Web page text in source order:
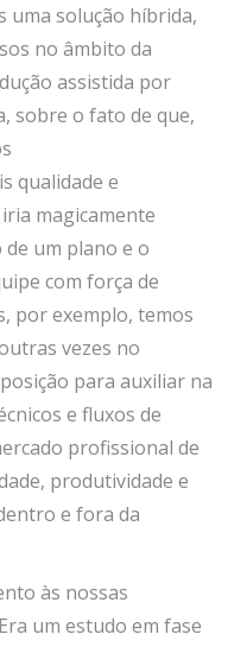
uma solução híbrida,
no âmbito da
assistida por
sobre o fato de que,
qualidade e
magicamente
um plano e o
com força de
por exemplo, temos
vezes no
para auxiliar na
e fluxos de
profissional de
produtividade e
e fora da
às nossas
um estudo em fase